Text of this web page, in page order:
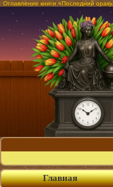
Оглавление книги «Последний
Главная